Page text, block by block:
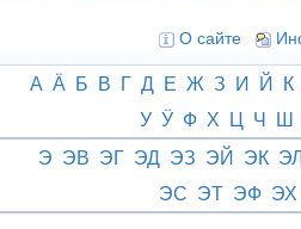
О сайте
А Ӓ Б В Г Д Е Ж З И Й К
У Ӱ Ф Х Ц Ч Ш
Э ЭВ ЭГ ЭД ЭЗ ЭЙ ЭК
ЭС ЭТ ЭФ ЭХ